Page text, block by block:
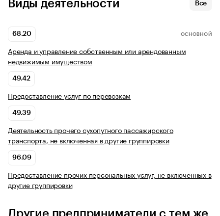
Виды деятельности Все
68.20 ОСНОВНОЙ
Аренда и управление собственным или арендованным
недвижимым имуществом
49.42
Предоставление услуг по перевозкам
49.39
Деятельность прочего сухопутного пассажирского
транспорта, не включенная в другие группировки
96.09
Предоставление прочих персональных услуг, не включенных в
другие группировки